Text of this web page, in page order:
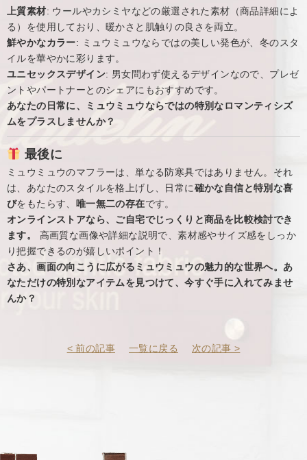
上質素材: ウールやカシミヤなどの厳選された素材（商品詳細によ
る）を使用しており、暖かさと肌触りの良さを両立。
鮮やかなカラー: ミュウミュウならではの美しい発色が、冬のスタ
イルを華やかに彩ります。
ユニセックスデザイン: 男女問わず使えるデザインなので、プレゼ
ントやパートナーとのシェアにもおすすめです。
あなたの日常に、ミュウミュウならではの特別なロマンティシズ
ムをプラスしませんか？
最後に
ミュウミュウのマフラーは、単なる防寒具ではありません。それ
は、あなたのスタイルを格上げし、日常に確かな自信と特別な喜
びをもたらす、 唯一無二の存在です。
オンラインストアなら、ご自宅でじっくりと商品を比較検討でき
ます。
高画質な画像や詳細な説明で、素材感やサイズ感をしっか
り把握できるのが嬉しいポイント！
さあ、画面の向こうに広がるミュウミュウの魅力的な世界へ。あ
なただけの特別なアイテムを見つけて、今すぐ手に入れてみませ
んか？
< 前の記事 一覧に戻る 次の記事 >